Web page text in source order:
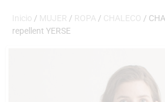
Inicio / MUJER / ROPA / CHALECO /
repellent YERSE